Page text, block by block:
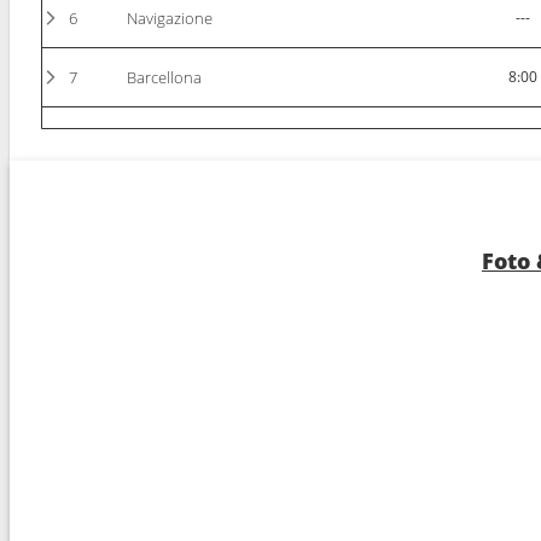
6 Navigazione ---
7 Barcellona 8:00
8 Arrivo :Marsiglia 8:00
Foto